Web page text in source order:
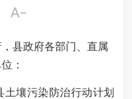

县政府各部门、直属
：
壤污染防治行动计划